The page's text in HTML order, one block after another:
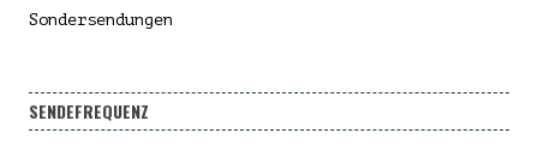
Sondersendungen
SENDEFREQUENZ